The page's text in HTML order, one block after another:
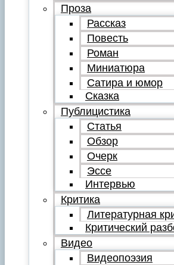
Проза
Рассказ
Повесть
Роман
Миниатюра
Сатира и юмор
Сказка
Публицистика
Статья
Обзор
Очерк
Эссе
Интервью
Критика
Литературная
Критический
Видео
Видеопоэзия